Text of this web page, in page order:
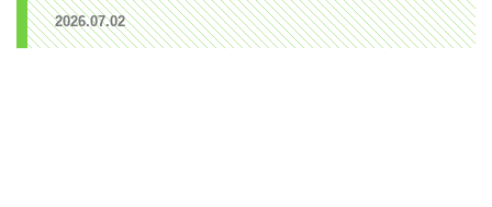
2026.07.02